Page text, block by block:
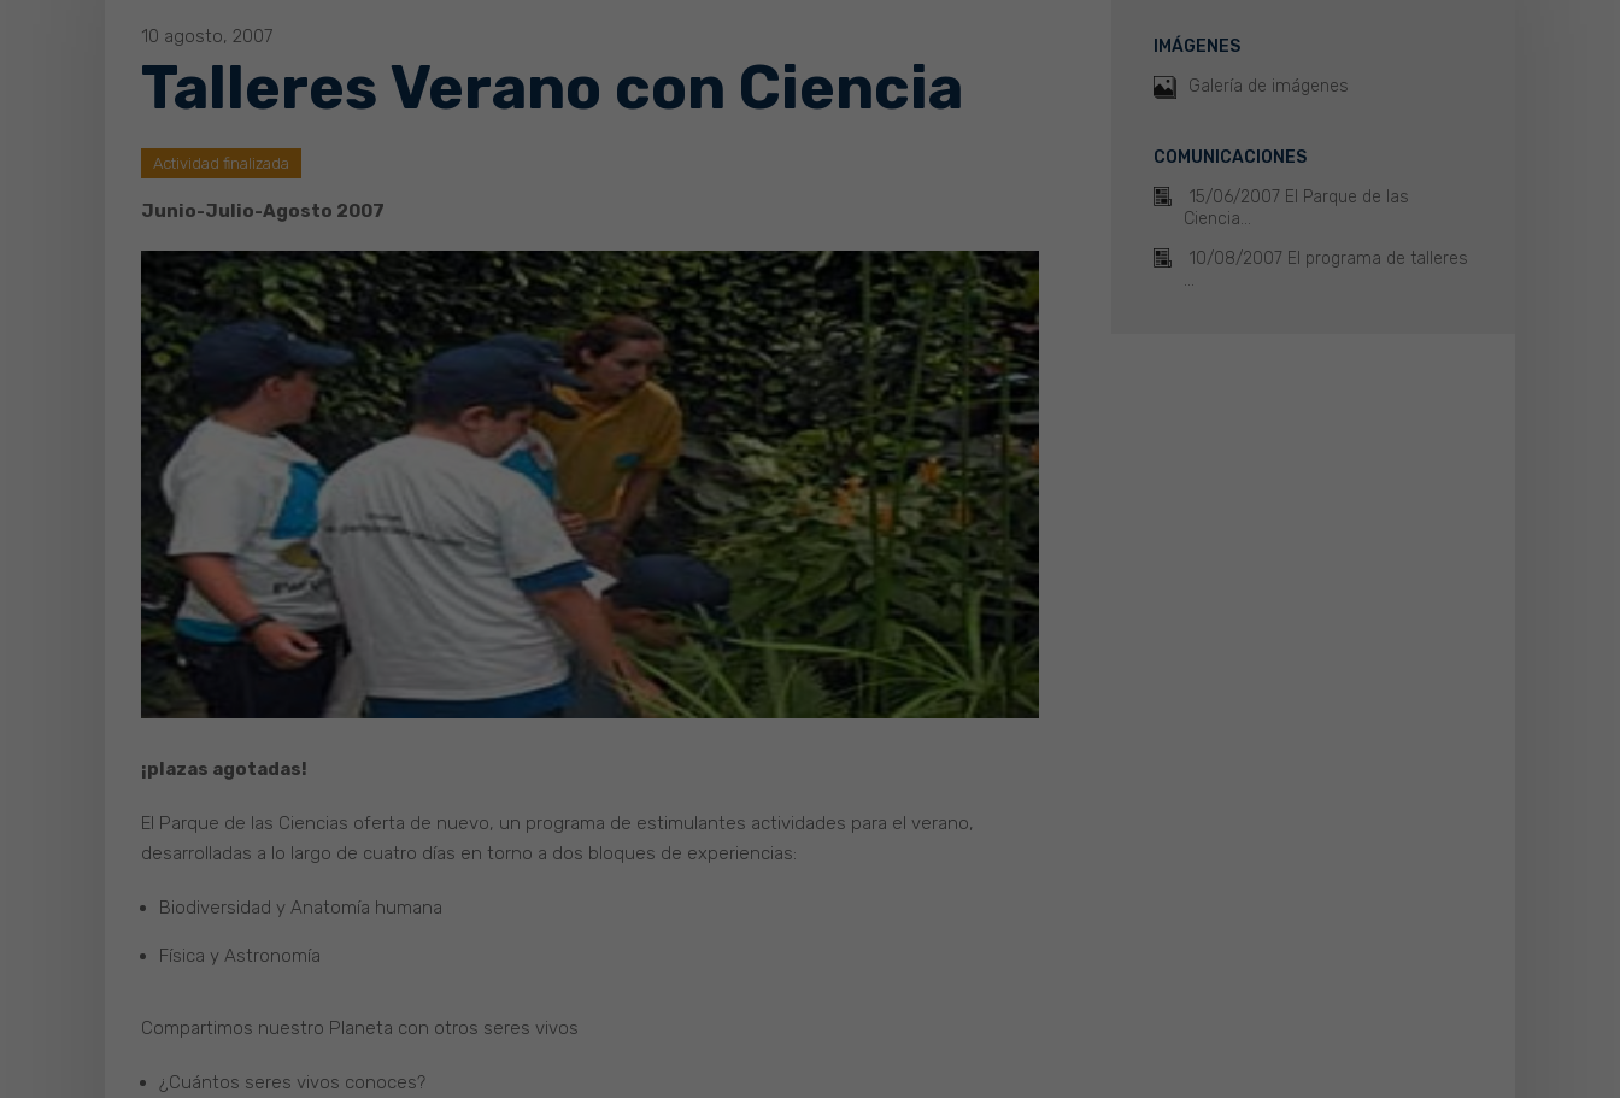
10 agosto, 2007
Talleres Verano con Ciencia
Actividad finalizada
Junio-Julio-Agosto 2007
¡plazas agotadas!
El Parque de las Ciencias oferta de nuevo, un programa de estimulantes actividades para el verano,
desarrolladas a lo largo de cuatro días en torno a dos bloques de experiencias:
Biodiversidad y Anatomía humana
Física y Astronomía
Compartimos nuestro Planeta con otros seres vivos
¿Cuántos seres vivos conoces?
IMÁGENES
Galería de imágenes
COMUNICACIONES
15/06/2007 El Parque de las
Ciencia...
10/08/2007 El programa de talleres
...